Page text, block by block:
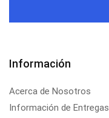
Información
Acerca de Nosotros
Información de Entregas